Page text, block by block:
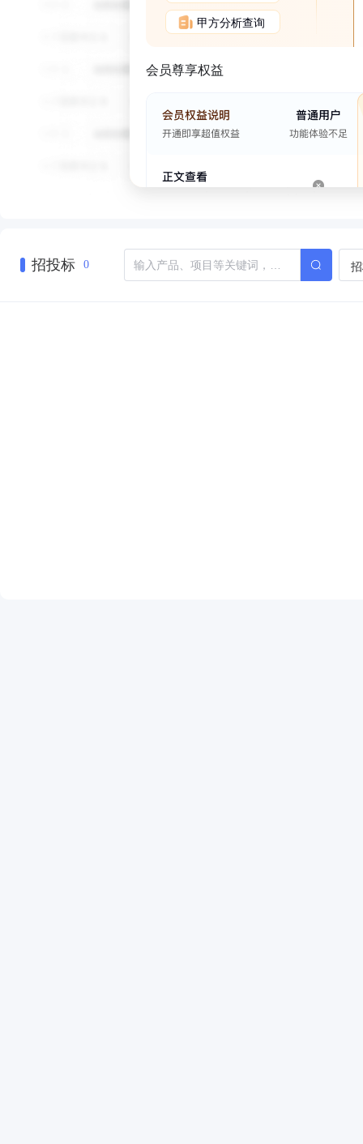
甲方分析查询
会员尊享权益
招投标 0